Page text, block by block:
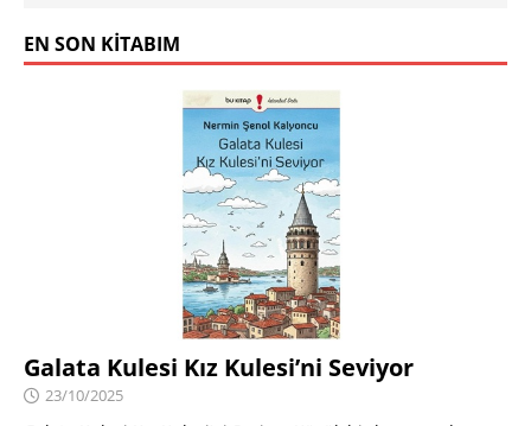
EN SON KITABIM
Galata Kulesi Kız Kulesi’ni Seviyor
23/10/2025